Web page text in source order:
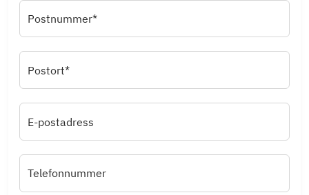
Postnummer*
Postort*
E-postadress
Telefonnummer